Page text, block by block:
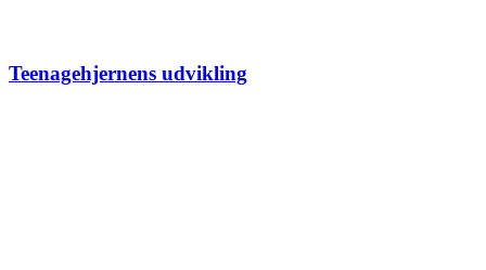
Teenagehjernens udvikling